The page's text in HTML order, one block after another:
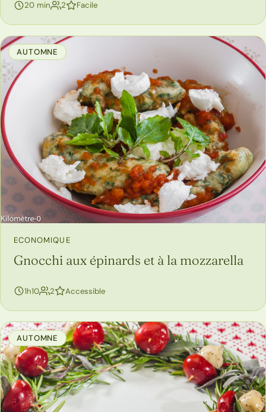
20 min 2personnes
Facile
AUTOMNE
ECONOMIQUE
Gnocchi aux épinards et à la mozzarella
1h10 2personnes
Accessible
AUTOMNE